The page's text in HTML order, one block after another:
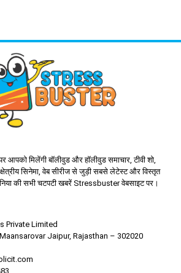
मिलेंगी बॉलीवुड और हॉलीवुड समाचार, टीवी शो,
क्षेत्रीय सिनेमा, वेब सीरीज से जुड़ी सबसे लेटेस्ट और विस्तृत
की सभी चटपटी खबरें Stressbuster वेबसाइट पर।
Private Limited
Jaipur, Rajasthan – 302020